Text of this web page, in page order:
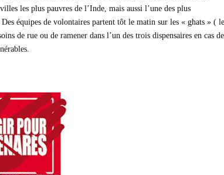
les plus pauvres de l’Inde, mais aussi l’une des plus
équipes de volontaires partent tôt le matin sur les « ghats » (
de rue ou de ramener dans l’un des trois dispensaires en cas de